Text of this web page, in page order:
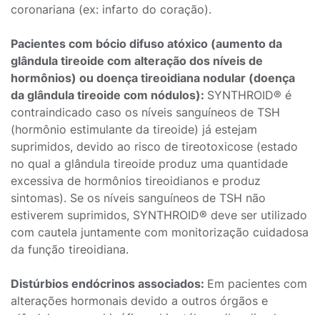
coronariana (ex: infarto do coração).
Pacientes com bócio difuso atóxico (aumento da
glândula tireoide com alteração dos níveis de
hormônios) ou doença tireoidiana nodular (doença
da glândula tireoide com nódulos): SYNTHROID® é
contraindicado caso os níveis sanguíneos de TSH
(hormônio estimulante da tireoide) já estejam
suprimidos, devido ao risco de tireotoxicose (estado
no qual a glândula tireoide produz uma quantidade
excessiva de hormônios tireoidianos e produz
sintomas). Se os níveis sanguíneos de TSH não
estiverem suprimidos, SYNTHROID® deve ser utilizado
com cautela juntamente com monitorização cuidadosa
da função tireoidiana.
Distúrbios endócrinos associados: Em pacientes com
alterações hormonais devido a outros órgãos e